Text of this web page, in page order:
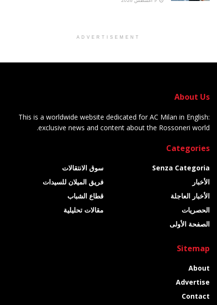
ADVERTISEMENT
About Us
This is a worldwide website dedicated for AC Milan in English:
exclusive news and content about the Rossoneri world.
Categories
Senza Categoria
الأخبار
الأخبار العاجلة
الحصريات
الصفحة الأولى
سوق الانتقالات
فريق الميلان للسيدات
قطاع الشباب
مقالات تحليلية
Sitemap
About
Advertise
Contact